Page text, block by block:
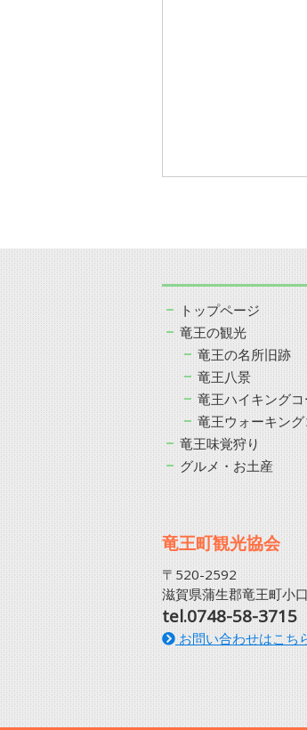
トップページ
竜王の観光
竜王の名所旧跡
竜王八景
竜王ハイキングコ
竜王ウォーキン
竜王味覚狩り
グルメ・お土産
竜王町観光協会
〒520-2592
滋賀県蒲生郡竜王町小
tel.0748-58-3715
お問い合わせはこち